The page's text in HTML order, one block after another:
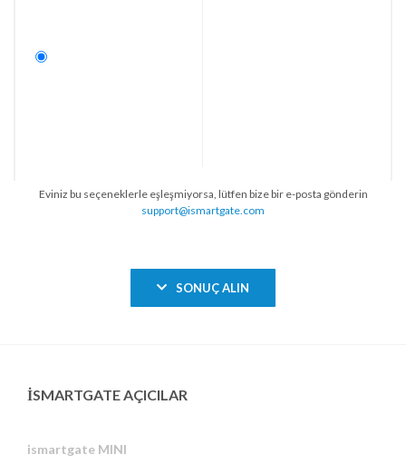
Eviniz bu seçeneklerle eşleşmiyorsa, lütfen bize bir e-posta gönderin
support@ismartgate.com
SONUÇ ALIN
ISMARTGATE AÇICILAR
ismartgate MINI